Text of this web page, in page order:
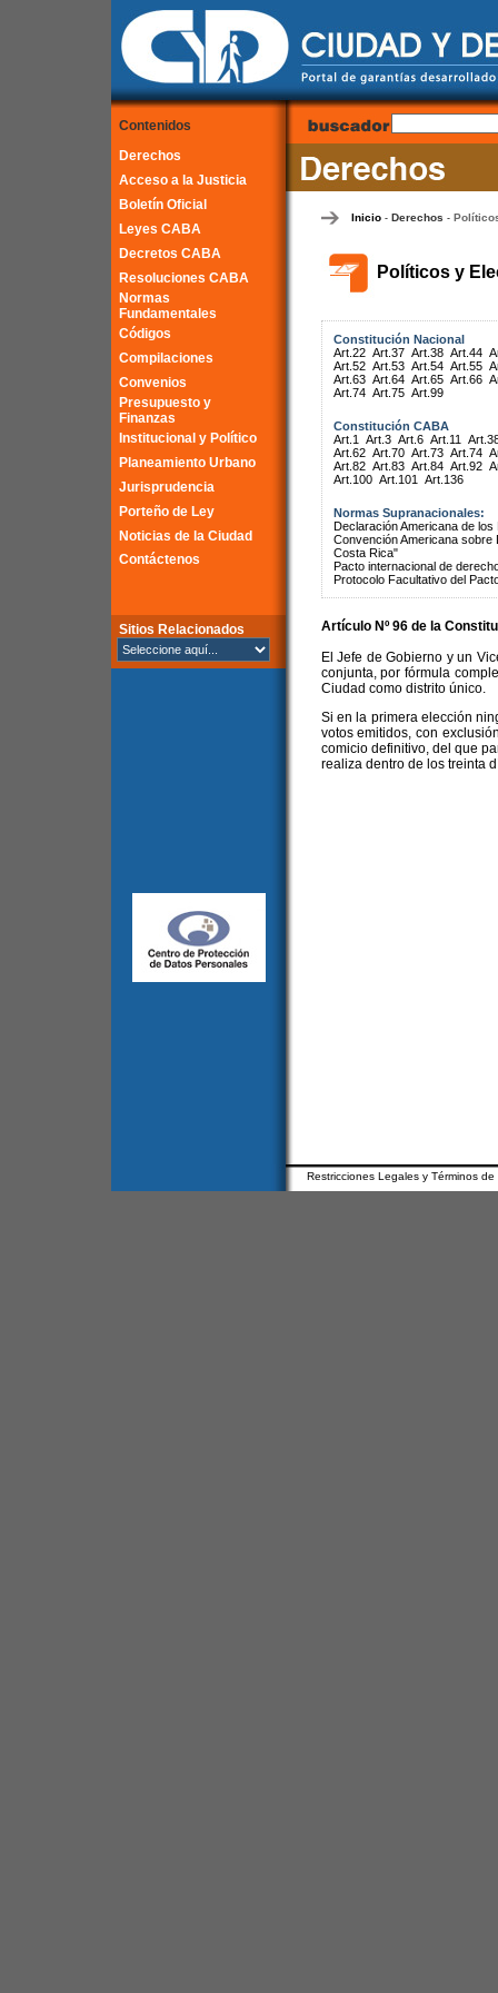
Contenidos
Derechos
Acceso a la Justicia
Boletín Oficial
Leyes CABA
Decretos CABA
Resoluciones CABA
Normas
Fundamentales
Códigos
Compilaciones
Convenios
Presupuesto y
Finanzas
Institucional y Político
Planeamiento Urbano
Jurisprudencia
Porteño de Ley
Noticias de la Ciudad
Contáctenos
Sitios Relacionados
Inicio- Derechos -
Políticos y
Constitución Nacional
Art.22 Art.37 Art.38 Art.44
Art.52 Art.53 Art.54 Art.55
Art.63 Art.64 Art.65 Art.66
Art.74 Art.75 Art.99
Constitución CABA
Art.1
Art.3 Art.6 Art.11
Art.62 Art.70 Art.73 Art.74
Art.82 Art.83 Art.84 Art.92
Art.100 Art.101 Art.136
Normas Supranacionales:
Declaración Americana de
Convención Americana
Costa Rica"
Pacto internacional de
Protocolo Facultativo del
Artículo Nº 96 de la
El Jefe de Gobierno y un
conjunta, por fórmula
Ciudad como distrito único.
Si en la primera elección
votos emitidos, con
comicio definitivo, del que
realiza dentro de los treinta
Restricciones Legales y Términos de